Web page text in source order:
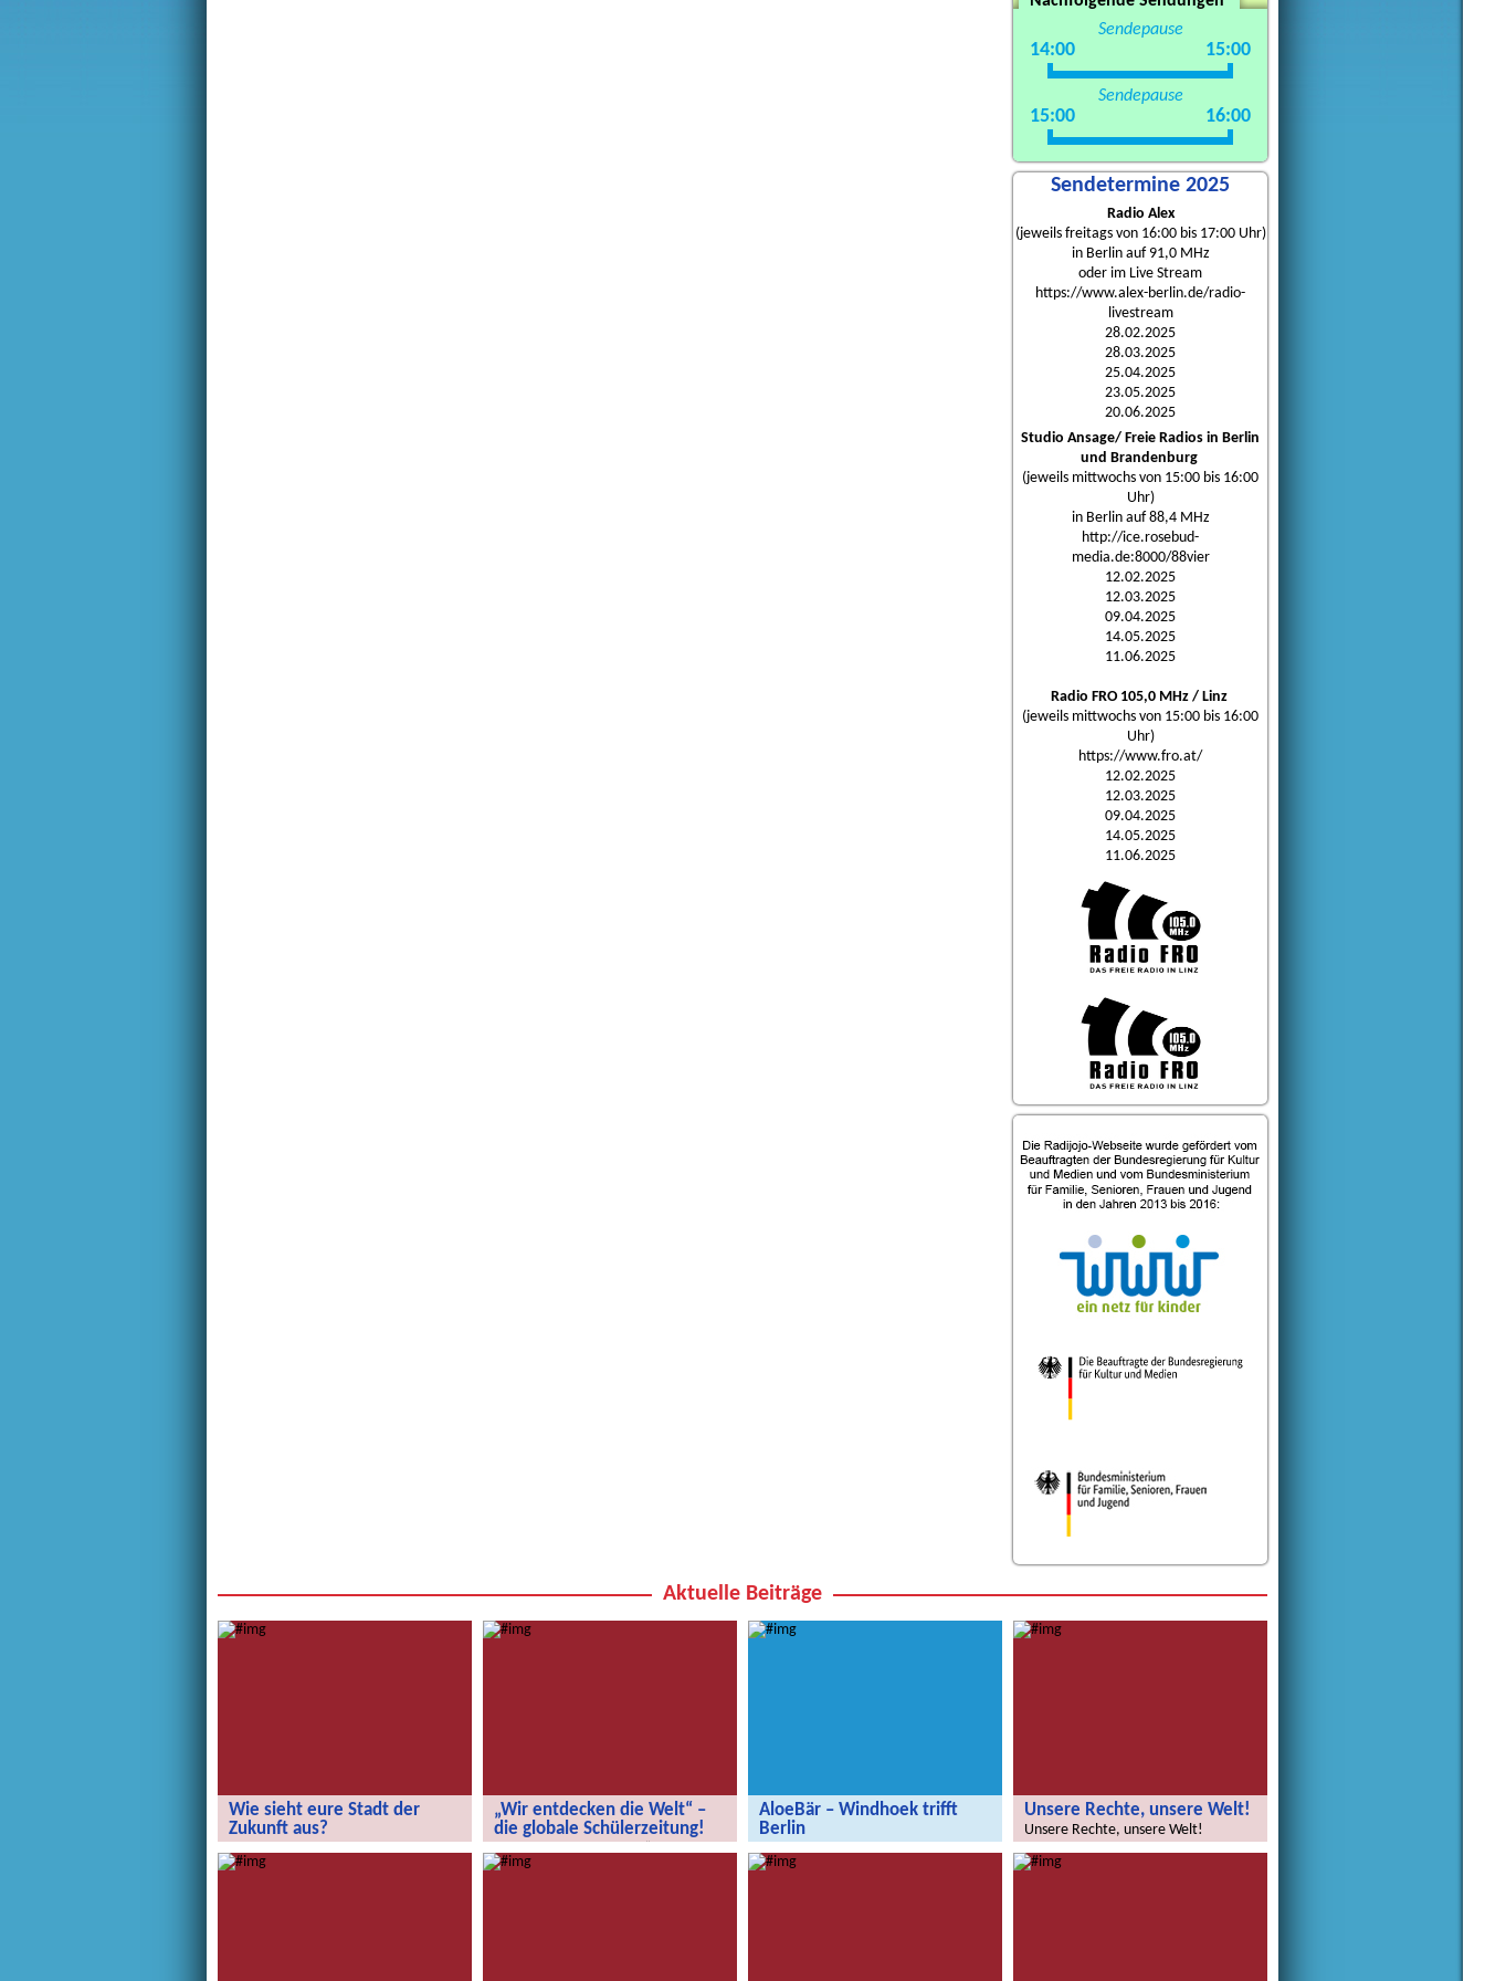
Sendepause
14:00 15:00
Sendepause
15:00 16:00
Sendetermine 2025
Radio Alex
(jeweils freitags von 16:00 bis 17:00 Uhr)
in Berlin auf 91,0 MHz
oder im Live Stream
https://www.alex-berlin.de/radio-
livestream
28.02.2025
28.03.2025
25.04.2025
23.05.2025
20.06.2025
Studio Ansage/ Freie Radios in Berlin
und Brandenburg
(jeweils mittwochs von 15:00 bis 16:00
Uhr)
in Berlin auf 88,4 MHz
http://ice.rosebud-
media.de:8000/88vier
12.02.2025
12.03.2025
09.04.2025
14.05.2025
11.06.2025
Radio FRO 105,0 MHz / Linz
(jeweils mittwochs von 15:00 bis 16:00
Uhr)
https://www.fro.at/
12.02.2025
12.03.2025
09.04.2025
14.05.2025
11.06.2025
Aktuelle Beiträge
Wie sieht eure Stadt der
Zukunft aus?
Wie sieht eure Stadt der Zukunft aus?
„Wir entdecken die Welt“ –
die globale Schülerzeitung!
„Wir entdecken die Welt“ – die
globale Schülerzeitung!
AloeBär – Windhoek trifft
Berlin
AloeBär – Windhoek trifft Berlin
Unsere Rechte, unsere Welt!
Unsere Rechte, unsere Welt!